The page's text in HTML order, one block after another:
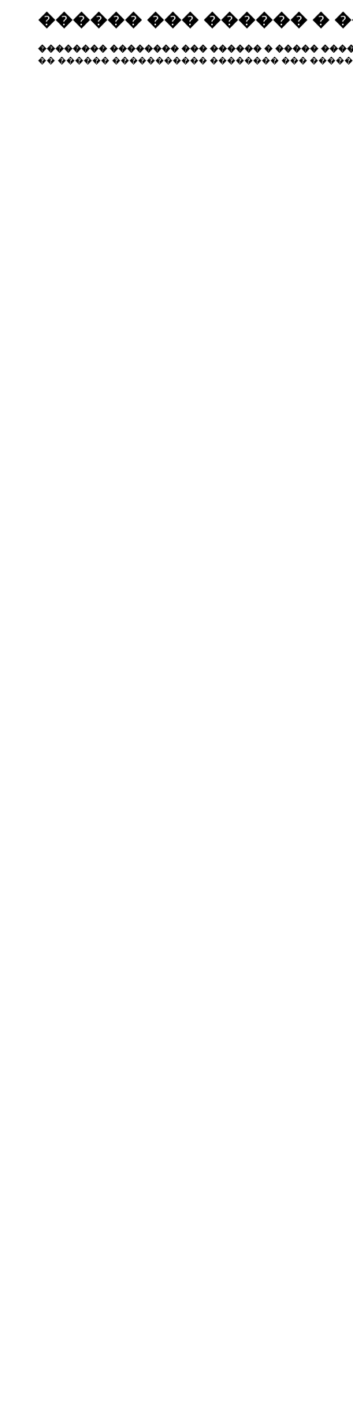
������ ��� ������ �
�������� �������� ��� ������ � �����
�� ������ ����������� �������� ���